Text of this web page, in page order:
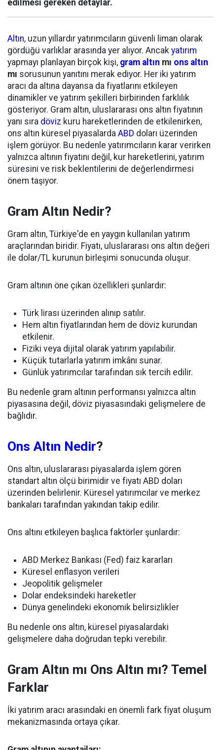
edilmesi gereken detaylar.
Altın, uzun yıllardır yatırımcıların güvenli liman olarak
gördüğü varlıklar arasında yer alıyor. Ancak yatırım
yapmayı planlayan birçok kişi, gram altın mı ons altın
mı sorusunun yanıtını merak ediyor. Her iki yatırım
aracı da altına dayansa da fiyatlarını etkileyen
dinamikler ve yatırım şekilleri birbirinden farklılık
gösteriyor. Gram altın, uluslararası ons altın fiyatının
yanı sıra döviz kuru hareketlerinden de etkilenirken,
ons altın küresel piyasalarda ABD doları üzerinden
işlem görüyor. Bu nedenle yatırımcıların karar verirken
yalnızca altının fiyatını değil, kur hareketlerini, yatırım
süresini ve risk beklentilerini de değerlendirmesi
önem taşıyor.
Gram Altın Nedir?
Gram altın, Türkiye'de en yaygın kullanılan yatırım
araçlarından biridir. Fiyatı, uluslararası ons altın değeri
ile dolar/TL kurunun birleşimi sonucunda oluşur.
Gram altının öne çıkan özellikleri şunlardır:
Türk lirası üzerinden alınıp satılır.
Hem altın fiyatlarından hem de döviz kurundan
etkilenir.
Fiziki veya dijital olarak yatırım yapılabilir.
Küçük tutarlarla yatırım imkânı sunar.
Günlük yatırımcılar tarafından sık tercih edilir.
Bu nedenle gram altının performansı yalnızca altın
piyasasına değil, döviz piyasasındaki gelişmelere de
bağlıdır.
Ons Altın Nedir?
Ons altın, uluslararası piyasalarda işlem gören
standart altın ölçü birimidir ve fiyatı ABD doları
üzerinden belirlenir. Küresel yatırımcılar ve merkez
bankaları tarafından yakından takip edilir.
Ons altını etkileyen başlıca faktörler şunlardır:
ABD Merkez Bankası (Fed) faiz kararları
Küresel enflasyon verileri
Jeopolitik gelişmeler
Dolar endeksindeki hareketler
Dünya genelindeki ekonomik belirsizlikler
Bu nedenle ons altın, küresel piyasalardaki
gelişmelere daha doğrudan tepki verebilir.
Gram Altın mı Ons Altın mı? Temel
Farklar
İki yatırım aracı arasındaki en önemli fark fiyat oluşum
mekanizmasında ortaya çıkar.